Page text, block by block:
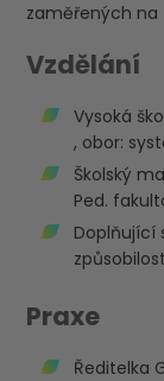
zaměřených na
Vzdělání
Vysoká
, obor:
Školský
Ped.
Doplňující
Praxe
Ředitelka